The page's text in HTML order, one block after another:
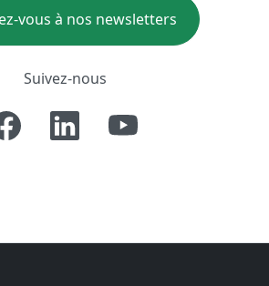
vous à nos newsletters
Suivez-nous